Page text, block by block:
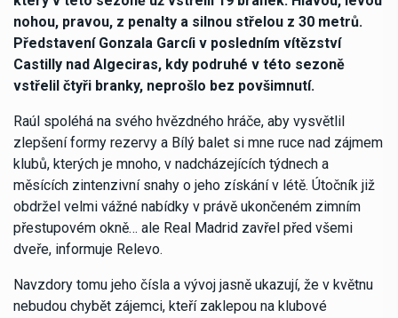
nohou, pravou, z penalty a silnou střelou z 30 metrů.
Představení Gonzala Garcíi v posledním vítězství
Castilly nad Algeciras, kdy podruhé v této sezoně
vstřelil čtyři branky, neprošlo bez povšimnutí.
Raúl spoléhá na svého hvězdného hráče, aby vysvětlil
zlepšení formy rezervy a Bílý balet si mne ruce nad zájmem
klubů, kterých je mnoho, v nadcházejících týdnech a
měsících zintenzivní snahy o jeho získání v létě. Útočník již
obdržel velmi vážné nabídky v právě ukončeném zimním
přestupovém okně… ale Real Madrid zavřel před všemi
dveře, informuje Relevo.
Navzdory tomu jeho čísla a vývoj jasně ukazují, že v květnu
nebudou chybět zájemci, kteří zaklepou na klubové